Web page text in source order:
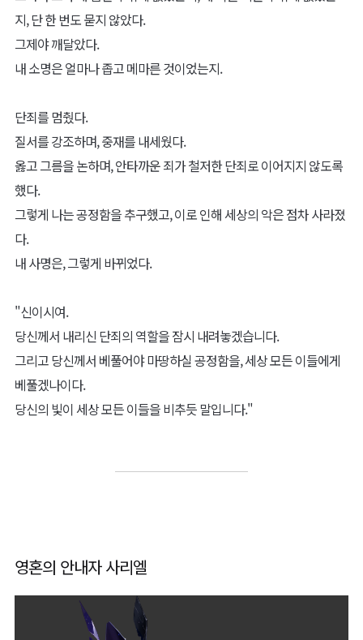
지, 단 한 번도 묻지 않았다.
그제야 깨달았다.
내 소명은 얼마나 좁고 메마른 것이었는지.
단죄를 멈췄다.
질서를 강조하며, 중재를 내세웠다.
옳고 그름을 논하며, 안타까운 죄가 철저한 단죄로 이어지지 않도록
했다.
그렇게 나는 공정함을 추구했고, 이로 인해 세상의 악은 점차 사라졌
다.
내 사명은, 그렇게 바뀌었다.
"신이시여.
당신께서 내리신 단죄의 역할을 잠시 내려놓겠습니다.
그리고 당신께서 베풀어야 마땅하실 공정함을, 세상 모든 이들에게
베풀겠나이다.
당신의 빛이 세상 모든 이들을 비추듯 말입니다."
영혼의 안내자 사리엘